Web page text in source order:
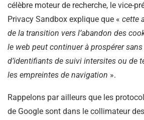
célèbre moteur de recherche, le vice-
Privacy Sandbox explique que « cette
de la transition vers l’abandon des
le web peut continuer à prospérer
d’identifiants de suivi intersites ou de
les empreintes de navigation ».
Rappelons par ailleurs que les
de Google sont dans le collimateur